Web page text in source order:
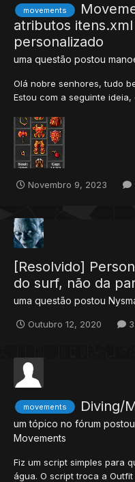
movements
atributos
personalizado
uma questão postou
Olá nobre senhores, tudo
Estou com a seguinte
conjunto completo,
meu itens.xml: <item id="...
Novembro 9, 2023
[Resolvido]
do surf, não da
uma questão postou
Outubro 12, 2020
movements Diving/
um tópico no fórum postou
Movements
Fiz um script simples para
água. O script troca a